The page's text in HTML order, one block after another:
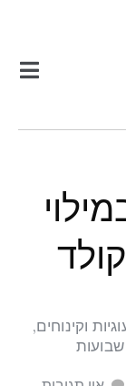
וקינוחים,
שבועות